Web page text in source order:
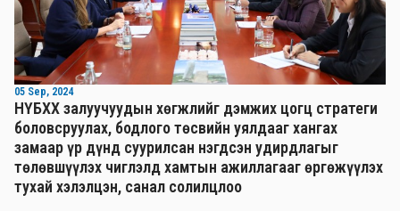
05 Sep, 2024
НҮБХХ залуучуудын хөгжлийг дэмжих цогц стратеги
боловсруулах, бодлого төсвийн уялдааг хангах
замаар үр дүнд суурилсан нэгдсэн удирдлагыг
төлөвшүүлэх чиглэлд хамтын ажиллагааг өргөжүүлэх
тухай хэлэлцэн, санал солилцлоо